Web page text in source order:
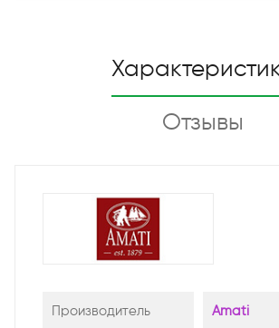
Отзывы
Производитель Amati